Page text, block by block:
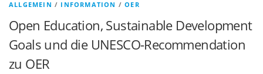
ALLGEMEIN / INFORMATION /OER
Open Education, Sustainable Development
Goals und die UNESCO-Recommendation
zu OER